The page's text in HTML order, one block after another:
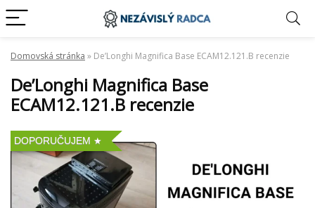
Domovská stránka » De’Longhi Magnifica Base ECAM12.121.B recenzie
De’Longhi Magnifica Base
ECAM12.121.B recenzie
DOPORUČUJEM